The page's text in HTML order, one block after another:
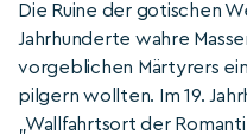
Die Ruine der gotischen
Jahrhunderte wahre
vorgeblichen Märtyrers
pilgern wollten. Im 19.
„Wallfahrtsort der